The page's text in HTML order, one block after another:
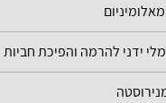
ידני להרמה והפיכת חביות